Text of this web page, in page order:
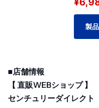
※本製
きる製品です。 本
商品
を加算
製
■店舗情報
【 直販WEBショップ 】
センチュリーダイレクト